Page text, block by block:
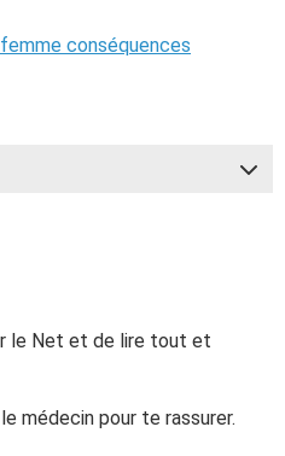
conséquences
le Net et de lire tout et
médecin pour te rassurer.